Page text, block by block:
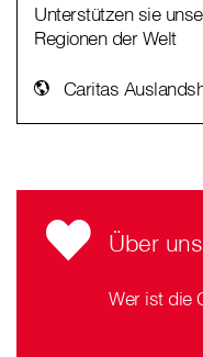
Unterstützen sie
Regionen der Welt
Caritas
Über uns
Wer ist die